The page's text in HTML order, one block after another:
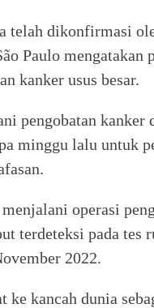
telah dikonfirmasi
Paulo mengatakan
kanker usus besar.
pengobatan
minggu lalu untuk
operasi
terdeteksi pada
2022.
ke kancah dunia